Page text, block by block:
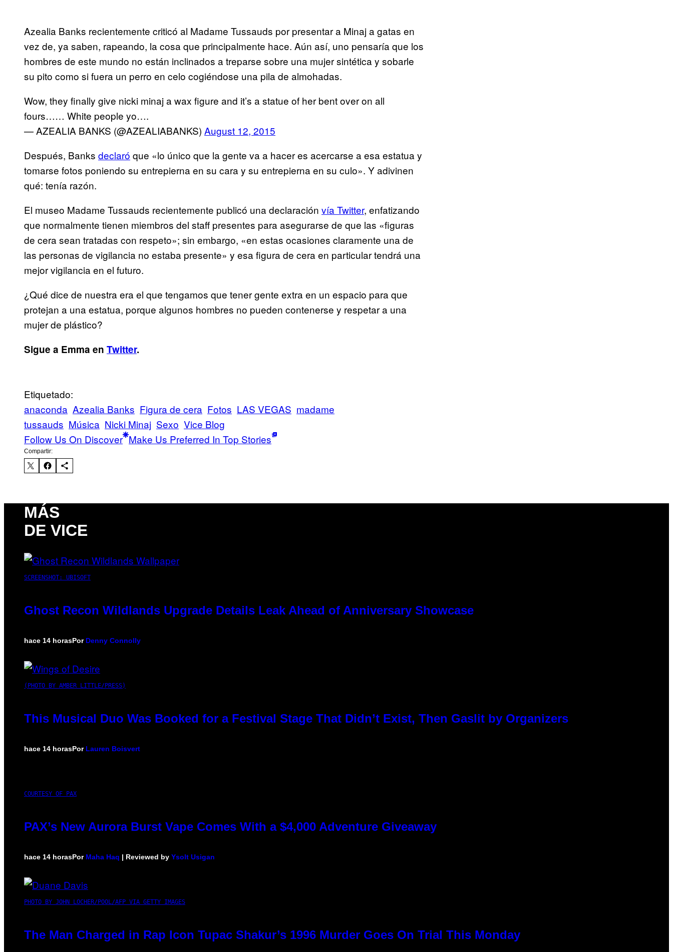
Azealia Banks recientemente criticó al Madame Tussauds por presentar a Minaj a gatas en
vez de, ya saben, rapeando, la cosa que principalmente hace. Aún así, uno pensaría que los
hombres de este mundo no están inclinados a treparse sobre una mujer sintética y sobarle
su pito como si fuera un perro en celo cogiéndose una pila de almohadas.
Wow, they finally give nicki minaj a wax figure and it’s a statue of her bent over on all
fours…… White people yo….
— AZEALIA BANKS (@AZEALIABANKS) August 12, 2015
Después, Banks declaró que «lo único que la gente va a hacer es acercarse a esa estatua y
tomarse fotos poniendo su entrepierna en su cara y su entrepierna en su culo». Y adivinen
qué: tenía razón.
El museo Madame Tussauds recientemente publicó una declaración vía Twitter, enfatizando
que normalmente tienen miembros del staff presentes para asegurarse de que las «figuras
de cera sean tratadas con respeto»; sin embargo, «en estas ocasiones claramente una de
las personas de vigilancia no estaba presente» y esa figura de cera en particular tendrá una
mejor vigilancia en el futuro.
¿Qué dice de nuestra era el que tengamos que tener gente extra en un espacio para que
protejan a una estatua, porque algunos hombres no pueden contenerse y respetar a una
mujer de plástico?
Sigue a Emma en Twitter.
Etiquetado:
anaconda Azealia Banks Figura de cera Fotos LAS VEGAS madame
tussauds Música Nicki Minaj Sexo Vice Blog
Follow Us On Discover Make Us Preferred In Top Stories
Compartir:
MÁS
DE VICE
SCREENSHOT: UBISOFT
Ghost Recon Wildlands Upgrade Details Leak Ahead of Anniversary Showcase
hace 14 horasPor Denny Connolly
(PHOTO BY AMBER LITTLE/PRESS)
This Musical Duo Was Booked for a Festival Stage That Didn’t Exist, Then Gaslit by Organizers
hace 14 horasPor Lauren Boisvert
COURTESY OF PAX
PAX’s New Aurora Burst Vape Comes With a $4,000 Adventure Giveaway
hace 14 horasPor Maha Haq | Reviewed by Ysolt Usigan
PHOTO BY JOHN LOCHER/POOL/AFP VIA GETTY IMAGES
The Man Charged in Rap Icon Tupac Shakur’s 1996 Murder Goes On Trial This Monday